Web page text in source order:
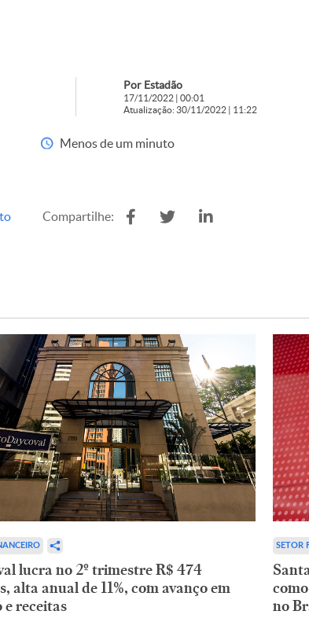
Por Estadão
17/11/2022 | 00:01
Atualização: 30/11/2022 | 11:22
Menos de um minuto
Compartilhe:
lucra no 2º trimestre R$ 474
alta anual de 11%, com avanço em
receitas
SETOR
no